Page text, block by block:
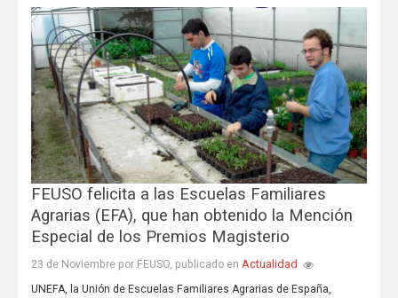
FEUSO felicita a las Escuelas Familiares
Agrarias (EFA), que han obtenido la Mención
Especial de los Premios Magisterio
23 de Noviembre por FEUSO, publicado en Actualidad
UNEFA, la Unión de Escuelas Familiares Agrarias de España,